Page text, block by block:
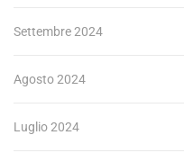
Settembre 2024
Agosto 2024
Luglio 2024